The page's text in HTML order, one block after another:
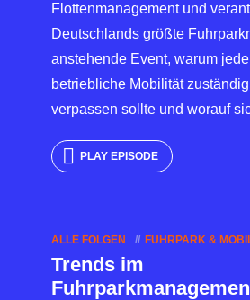
Flottenmanagement und
Deutschlands größte
anstehende Event, warum
betriebliche Mobilität
verpassen sollte und worauf
PLAY EPISODE
ALLE FOLGEN FUHRPARK &
Trends im